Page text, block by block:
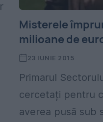
Misterele
milioane de
23 IUNIE 2015
Primarul
cercetați pentru
averea pusă sub